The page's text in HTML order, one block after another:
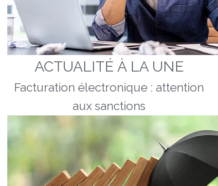
ACTUALITÉ À LA UNE
Facturation électronique : attention
aux sanctions